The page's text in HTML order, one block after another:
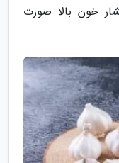
خون بالا صورت